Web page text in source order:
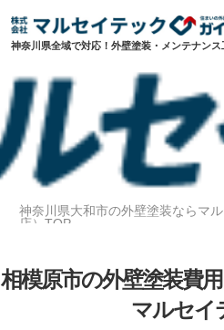
神奈川県全域で対応！外壁塗装・メンテナンス
神奈川県大和市の外壁塗装ならマ
店）TOP
相模原市の外壁塗装費
マルセイ